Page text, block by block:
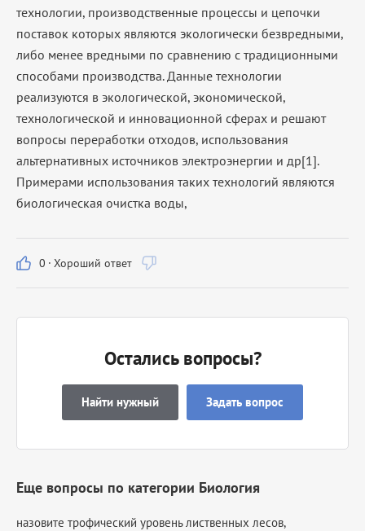
технологии, производственные процессы и цепочки
поставок которых являются экологически безвредными,
либо менее вредными по сравнению с традиционными
способами производства. Данные технологии
реализуются в экологической, экономической,
технологической и инновационной сферах и решают
вопросы переработки отходов, использования
альтернативных источников электроэнергии и др[1].
Примерами использования таких технологий являются
биологическая очистка воды,
0 · Хороший ответ
Остались вопросы?
Найти нужный Задать вопрос
Еще вопросы по категории Биология
назовите трофический уровень лиственных лесов,